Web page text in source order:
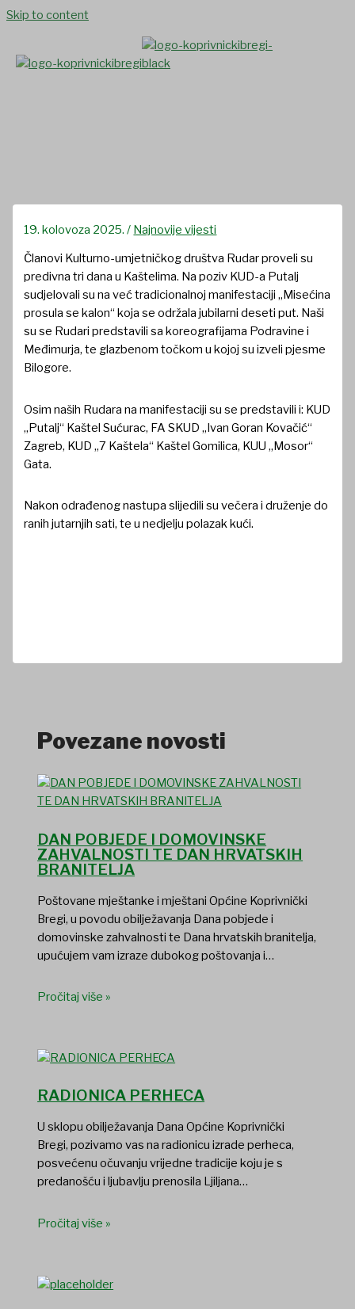
Skip to content
19. kolovoza 2025./ Najnovije vijesti
Članovi Kulturno-umjetničkog društva Rudar proveli su
predivna tri dana u Kaštelima. Na poziv KUD-a Putalj
sudjelovali su na već tradicionalnoj manifestaciji „Misećina
prosula se kalon“ koja se održala jubilarni deseti put. Naši
su se Rudari predstavili sa koreografijama Podravine i
Međimurja, te glazbenom točkom u kojoj su izveli pjesme
Bilogore.
Osim naših Rudara na manifestaciji su se predstavili i: KUD
„Putalj“ Kaštel Sućurac, FA SKUD „Ivan Goran Kovačić“
Zagreb, KUD „7 Kaštela“ Kaštel Gomilica, KUU „Mosor“
Gata.
Nakon odrađenog nastupa slijedili su večera i druženje do
ranih jutarnjih sati, te u nedjelju polazak kući.
Povezane novosti
DAN POBJEDE I DOMOVINSKE
ZAHVALNOSTI TE DAN HRVATSKIH
BRANITELJA
Poštovane mještanke i mještani Općine Koprivnički
Bregi, u povodu obilježavanja Dana pobjede i
domovinske zahvalnosti te Dana hrvatskih branitelja,
upućujem vam izraze dubokog poštovanja i…
Pročitaj više »
RADIONICA PERHECA
U sklopu obilježavanja Dana Općine Koprivnički
Bregi, pozivamo vas na radionicu izrade perheca,
posvećenu očuvanju vrijedne tradicije koju je s
predanošću i ljubavlju prenosila Ljiljana…
Pročitaj više »